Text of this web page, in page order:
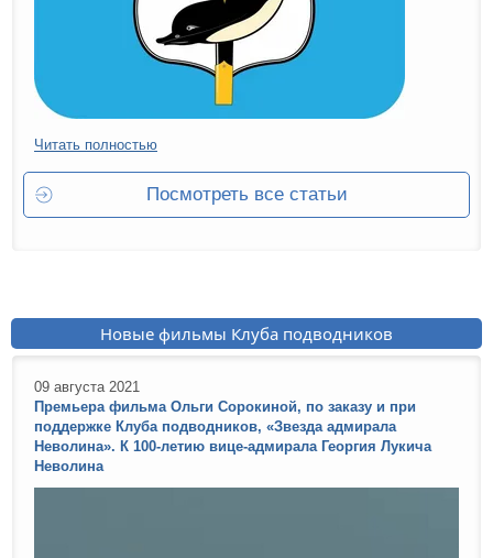
Читать полностью
Посмотреть все статьи
Новые фильмы Клуба подводников
09 августа 2021
Премьера фильма Ольги Сорокиной, по заказу и при
поддержке Клуба подводников, «Звезда адмирала
Неволина». К 100-летию вице-адмирала Георгия Лукича
Неволина